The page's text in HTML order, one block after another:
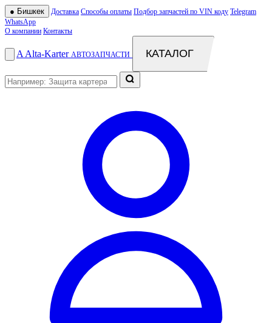
● Бишкек Доставка Способы оплаты Подбор запчастей по VIN коду Telegram
WhatsApp
О компании Контакты
A Alta-Karter АВТОЗАПЧАСТИ КАТАЛОГ